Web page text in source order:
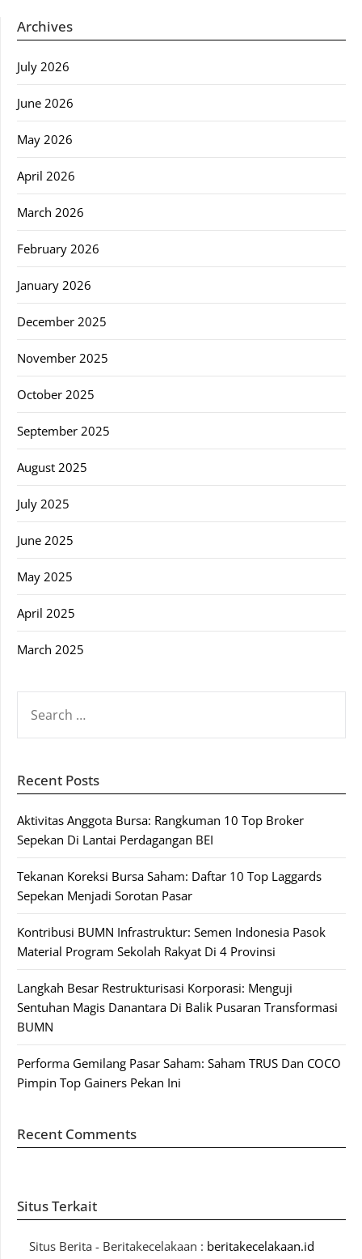
Archives
July 2026
June 2026
May 2026
April 2026
March 2026
February 2026
January 2026
December 2025
November 2025
October 2025
September 2025
August 2025
July 2025
June 2025
May 2025
April 2025
March 2025
FOR:
Recent Posts
Aktivitas Anggota Bursa: Rangkuman 10 Top Broker
Sepekan Di Lantai Perdagangan BEI
Tekanan Koreksi Bursa Saham: Daftar 10 Top Laggards
Sepekan Menjadi Sorotan Pasar
Kontribusi BUMN Infrastruktur: Semen Indonesia Pasok
Material Program Sekolah Rakyat Di 4 Provinsi
Langkah Besar Restrukturisasi Korporasi: Menguji
Sentuhan Magis Danantara Di Balik Pusaran Transformasi
BUMN
Performa Gemilang Pasar Saham: Saham TRUS Dan COCO
Pimpin Top Gainers Pekan Ini
Recent Comments
Situs Terkait
Situs Berita - Beritakecelakaan : beritakecelakaan.id